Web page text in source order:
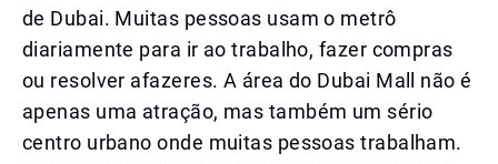
de Dubai. Muitas pessoas usam o metrô
diariamente para ir ao trabalho, fazer compras
ou resolver afazeres. A área do Dubai Mall não é
apenas uma atração, mas também um sério
centro urbano onde muitas pessoas trabalham.